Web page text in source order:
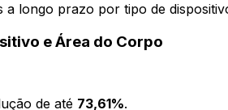
longo prazo por tipo de
e Área do Corpo
de até 73,61%.